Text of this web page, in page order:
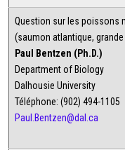
Question sur les poissons
(saumon atlantique, grande
Paul Bentzen (Ph.D.)
Department of Biology
Dalhousie University
Téléphone: (902) 494-1105
Paul.Bentzen@dal.ca